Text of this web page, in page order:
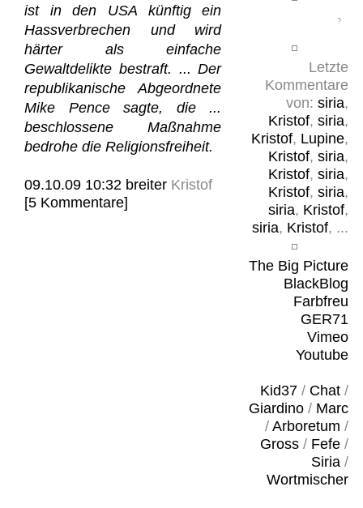
Letzte
Kommentare
von: siria,
Kristof, siria,
Kristof, Lupine,
Kristof, siria,
Kristof, siria,
Kristof, siria,
siria, Kristof,
siria, Kristof, ...
The Big Picture
BlackBlog
Farbfreu
GER71
Vimeo
Youtube
Kid37/ Chat/
Giardino/ Marc
/ Arboretum /
Gross/ Fefe/
Siria/
Wortmischer
ist in den USA künftig ein
Hassverbrechen und wird
härter als einfache
Gewaltdelikte bestraft. ... Der
republikanische Abgeordnete
Mike Pence sagte, die ...
beschlossene Maßnahme
bedrohe die Religionsfreiheit.
09.10.09 10:32 breiter Kristof
[5 Kommentare]